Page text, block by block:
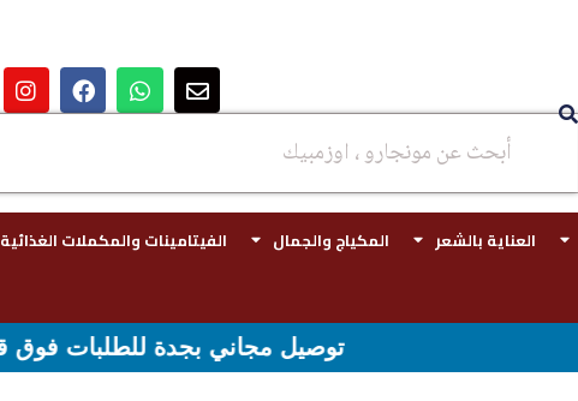
العناية بالشعر المكياج والجمال الفيتامينات والمكملات الغذائية
توصيل مجاني بجدة للطلبات فوق قيمه ال ١٠٠ ريال - شحن مجاني لقيمه اكثر من ٢٩٩ ريال